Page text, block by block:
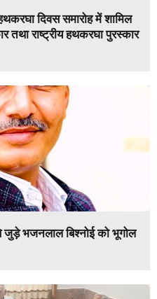
दिवस समारोह में शामिल
राष्ट्रीय हथकरघा पुरस्कार
जुड़े भजनलाल बिश्नोई को भूगोल